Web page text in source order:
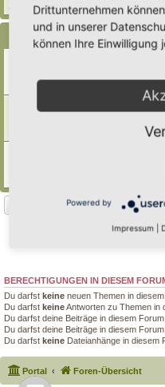
Antworten:1
Neues Thema
BERECHTIGUNGEN IN DIESEM
Du darfst keine neuen Themen in
Du darfst keineAntworten zu Themen in
Du darfst deine Beiträge in diesem Forum
Du darfst deine Beiträge in diesem Forum
Du darfst keine Dateianhänge in diesem
Portal Foren-Übersicht
Drittunternehmen
und in unserer
können Ihre Einwilligung
Powered by
Impressum